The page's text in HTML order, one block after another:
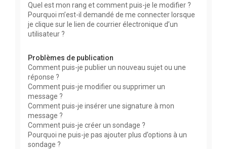
Quel est mon rang et comment puis-je le modifier ?
Pourquoi m’est-il demandé de me connecter lorsque
je clique sur le lien de courrier électronique d’un
utilisateur ?
Problèmes de publication
Comment puis-je publier un nouveau sujet ou une
réponse ?
Comment puis-je modifier ou supprimer un
message ?
Comment puis-je insérer une signature à mon
message ?
Comment puis-je créer un sondage ?
Pourquoi ne puis-je pas ajouter plus d’options à un
sondage ?